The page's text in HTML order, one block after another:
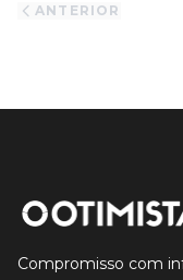
ANTERIOR
Compromisso com